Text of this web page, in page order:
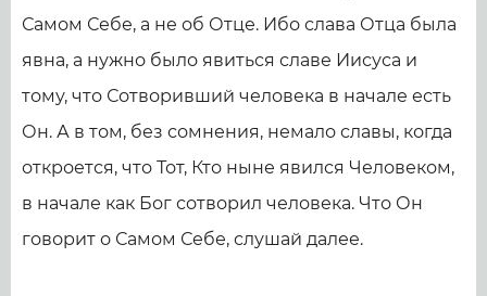
Самом Себе, а не об Отце. Ибо слава Отца была
явна, а нужно было явиться славе Иисуса и
тому, что Сотворивший человека в начале есть
Он. А в том, без сомнения, немало славы, когда
откроется, что Тот, Кто ныне явился Человеком,
в начале как Бог сотворил человека. Что Он
говорит о Самом Себе, слушай далее.